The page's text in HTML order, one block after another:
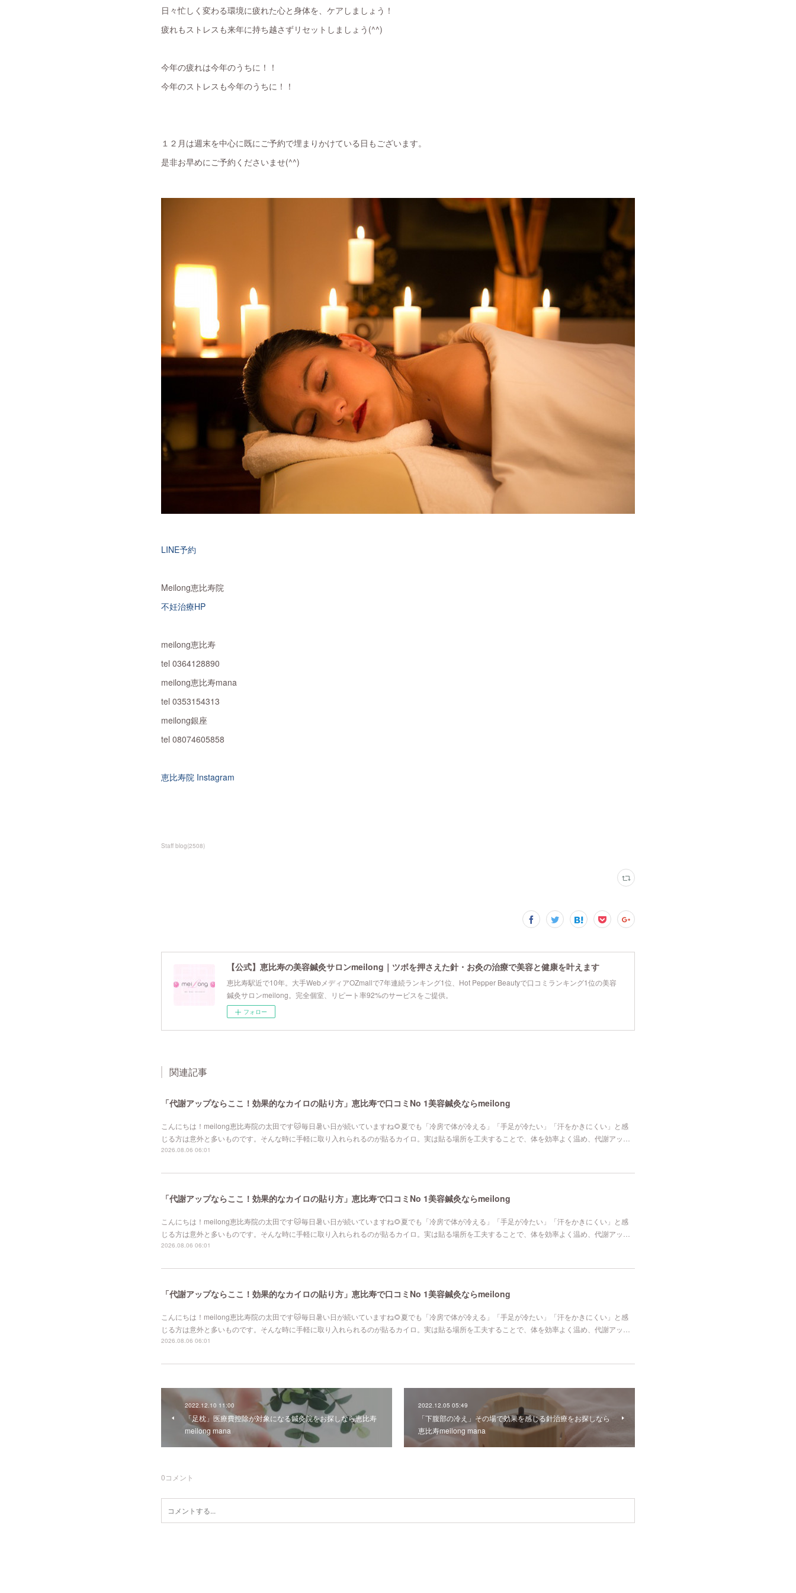
日々忙しく変わる環境に疲れた心と身体を、ケアしましょう！
疲れもストレスも来年に持ち越さずリセットしましょう(^^)
今年の疲れは今年のうちに！！
今年のストレスも今年のうちに！！
１２月は週末を中心に既にご予約で埋まりかけている日もございます。
是非お早めにご予約くださいませ(^^)
LINE予約
Meilong恵比寿院
不妊治療HP
meilong恵比寿
tel 0364128890
meilong恵比寿mana
tel 0353154313
meilong銀座
tel 08074605858
恵比寿院 Instagram
Staff blog(2508)
【公式】恵比寿の美容鍼灸サロンmeilong｜ツボを押さえた針・お灸の治療で美容と健康を叶えます
恵比寿駅近で10年。大手WebメディアOZmallで7年連続ランキング1位、Hot Pepper Beautyで口コミランキング1位の美容
鍼灸サロンmeilong。完全個室、リピート率92%のサービスをご提供。
フォロー
関連記事
「代謝アップならここ！効果的なカイロの貼り方」恵比寿で口コミNo 1美容鍼灸ならmeilong
こんにちは！meilong恵比寿院の太田です🐱毎日暑い日が続いていますね🌻夏でも「冷房で体が冷える」「手足が冷たい」「汗をかきにくい」と感
じる方は意外と多いものです。そんな時に手軽に取り入れられるのが貼るカイロ。実は貼る場所を工夫することで、体を効率よく温め、代謝アッ…
2026.08.06 06:01
「代謝アップならここ！効果的なカイロの貼り方」恵比寿で口コミNo 1美容鍼灸ならmeilong
こんにちは！meilong恵比寿院の太田です🐱毎日暑い日が続いていますね🌻夏でも「冷房で体が冷える」「手足が冷たい」「汗をかきにくい」と感
じる方は意外と多いものです。そんな時に手軽に取り入れられるのが貼るカイロ。実は貼る場所を工夫することで、体を効率よく温め、代謝アッ…
2026.08.06 06:01
「代謝アップならここ！効果的なカイロの貼り方」恵比寿で口コミNo 1美容鍼灸ならmeilong
こんにちは！meilong恵比寿院の太田です🐱毎日暑い日が続いていますね🌻夏でも「冷房で体が冷える」「手足が冷たい」「汗をかきにくい」と感
じる方は意外と多いものです。そんな時に手軽に取り入れられるのが貼るカイロ。実は貼る場所を工夫することで、体を効率よく温め、代謝アッ…
2026.08.06 06:01
2022.12.10 11:00
「足枕」医療費控除が対象になる鍼灸院をお探しなら恵比寿
meilong mana
2022.12.05 05:49
「下腹部の冷え」その場で効果を感じる針治療をお探しなら
恵比寿meilong mana
0コメント